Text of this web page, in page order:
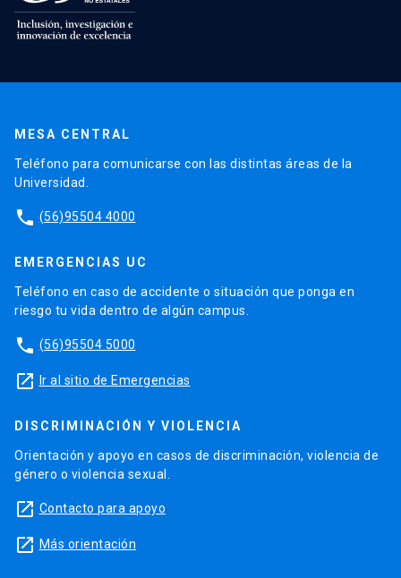
MESA CENTRAL
Teléfono para comunicarse con las distintas áreas de la
Universidad.
phone (56)95504 4000
EMERGENCIAS UC
Teléfono en caso de accidente o situación que ponga en
riesgo tu vida dentro de algún campus.
phone (56)95504 5000
launch Ir al sitio de Emergencias
DISCRIMINACIÓN Y VIOLENCIA
Orientación y apoyo en casos de discriminación, violencia de
género o violencia sexual.
launch Contacto para apoyo
launch Más orientación